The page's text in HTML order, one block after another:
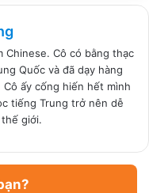
Chinese. Cô có bằng thạc
Quốc và đã dạy hàng
ấy cống hiến hết mình
tiếng Trung trở nên dễ
giới.